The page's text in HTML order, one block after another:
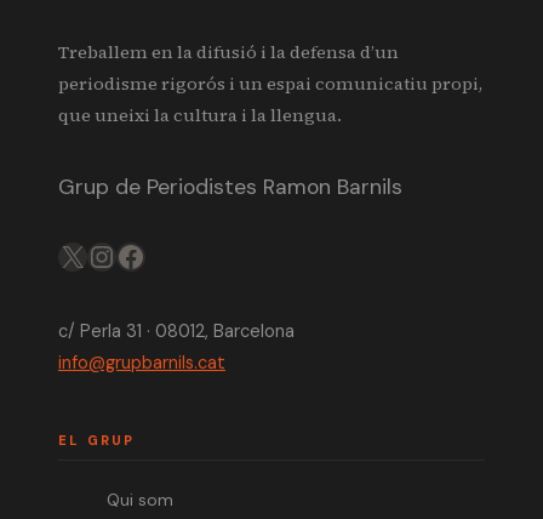
Treballem en la difusió i la defensa d’un
periodisme rigorós i un espai comunicatiu propi,
que uneixi la cultura i la llengua.
Grup de Periodistes Ramon Barnils
X IGFB
c/ Perla 31 · 08012, Barcelona
info@grupbarnils.cat
EL GRUP
Qui som